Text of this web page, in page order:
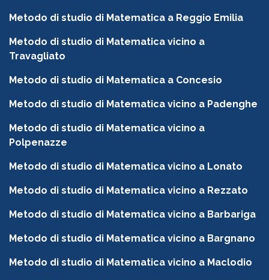
Metodo di studio di Matematica a Reggio Emilia
Metodo di studio di Matematica vicino a
Travagliato
Metodo di studio di Matematica a Concesio
Metodo di studio di Matematica vicino a Padenghe
Metodo di studio di Matematica vicino a
Polpenazze
Metodo di studio di Matematica vicino a Lonato
Metodo di studio di Matematica vicino a Rezzato
Metodo di studio di Matematica vicino a Barbariga
Metodo di studio di Matematica vicino a Bargnano
Metodo di studio di Matematica vicino a Maclodio